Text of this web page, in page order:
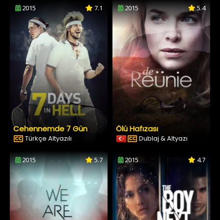
2015 7.1
Cehennemde 7 Gün
Türkçe Altyazılı
2015 5.4
Ölü Hafızası
Dublaj & Altyazı
2015 5.7 2015 4.7